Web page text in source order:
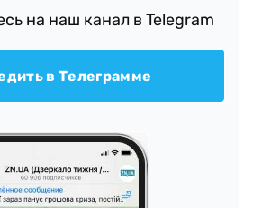
на наш канал в Telegram
в Телеграмме